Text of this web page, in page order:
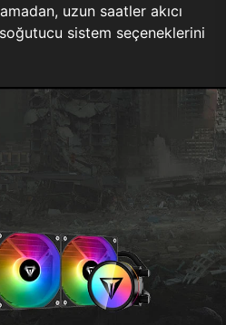
uzun saatler akıcı
sistem seçeneklerini